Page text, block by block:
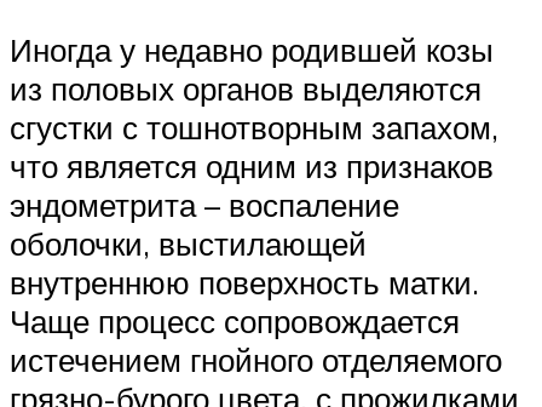
Иногда у недавно родившей козы
из половых органов выделяются
сгустки с тошнотворным запахом,
что является одним из признаков
эндометрита – воспаление
оболочки, выстилающей
внутреннюю поверхность матки.
Чаще процесс сопровождается
истечением гнойного отделяемого
грязно-бурого цвета, с прожилками